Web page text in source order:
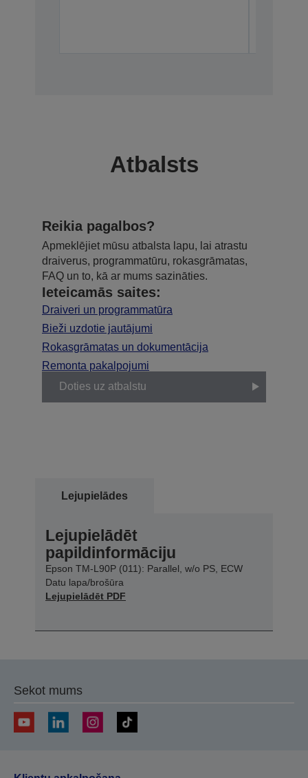
Atbalsts
Reikia pagalbos?
Apmeklējiet mūsu atbalsta lapu, lai atrastu
draiverus, programmatūru, rokasgrāmatas,
FAQ un to, kā ar mums sazināties.
Ieteicamās saites:
Draiveri un programmatūra
Bieži uzdotie jautājumi
Rokasgrāmatas un dokumentācija
Remonta pakalpojumi
Doties uz atbalstu
Lejupielādes
Lejupielādēt
papildinformāciju
Epson TM-L90P (011): Parallel, w/o PS, ECW
Datu lapa/brošūra
Lejupielādēt PDF
Sekot mums